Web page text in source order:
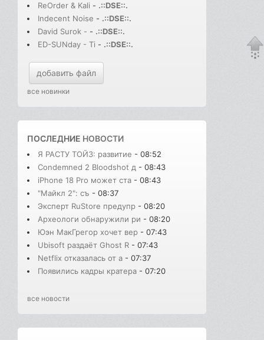
ReOrder & Kali - .::DSE::.
Indecent Noise - .::DSE::.
David Surok - - .::DSE::.
ED-SUNday - Ti - .::DSE::.
добавить файл
все новинки
ПОСЛЕДНИЕ НОВОСТИ
Я РАСТУ ТОЙЗ: развитие - 08:52
Condemned 2 Bloodshot д - 08:43
iPhone 18 Pro может ста - 08:43
"Майкл 2": съ - 08:37
Эксперт RuStore предупр - 08:20
Археологи обнаружили ри - 08:20
Юэн МакГрегор хочет вер - 07:43
Ubisoft раздаёт Ghost R - 07:43
Netflix отказалась от а - 07:37
Появились кадры кратера - 07:20
все новости